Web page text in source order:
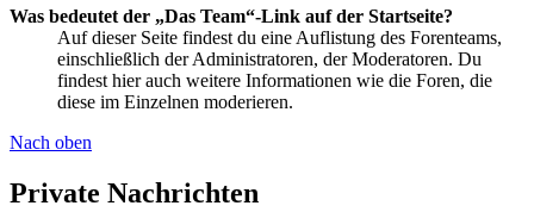
Was bedeutet der „Das Team“-Link auf der Startseite?
Auf dieser Seite findest du eine Auflistung des Forenteams,
einschließlich der Administratoren, der Moderatoren. Du
findest hier auch weitere Informationen wie die Foren, die
diese im Einzelnen moderieren.
Nach oben
Private Nachrichten